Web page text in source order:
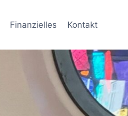
Finanzielles Kontakt